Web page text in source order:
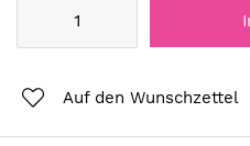
Auf den Wunschzettel